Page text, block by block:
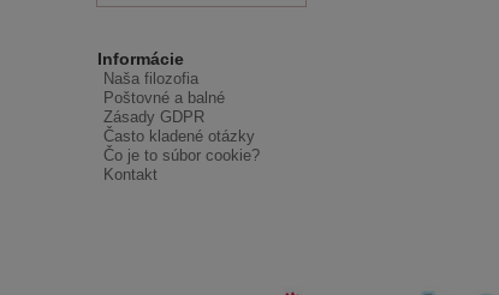
Informácie
Naša filozofia
Poštovné a balné
Zásady GDPR
Často kladené otázky
Čo je to súbor cookie?
Kontakt